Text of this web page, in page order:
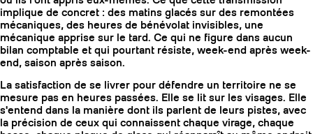
implique de concret : des matins glacés sur des remontées
mécaniques, des heures de bénévolat invisibles, une
mécanique apprise sur le tard. Ce qui ne figure dans aucun
bilan comptable et qui pourtant résiste, week-end après week-
end, saison après saison.
La satisfaction de se livrer pour défendre un territoire ne se
mesure pas en heures passées. Elle se lit sur les visages. Elle
s'entend dans la manière dont ils parlent de leurs pistes, avec
la précision de ceux qui connaissent chaque virage, chaque